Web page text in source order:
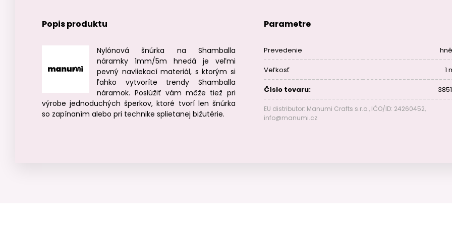
Popis produktu
Nylónová šnúrka na Shamballa
náramky 1mm/5m hnedá je veľmi
pevný navliekací materiál, s ktorým si
ľahko vytvoríte trendy Shamballa
náramok. Poslúžiť vám môže tiež pri
výrobe jednoduchých šperkov, ktoré tvorí len šnúrka
so zapínaním alebo pri technike splietanej bižutérie.
Parametre
Prevedenie
Veľkosť 1
Číslo tovaru:
EU distributor: Manumi Crafts s.r.o., IČO/ID: 24260452,
info@manumi.cz